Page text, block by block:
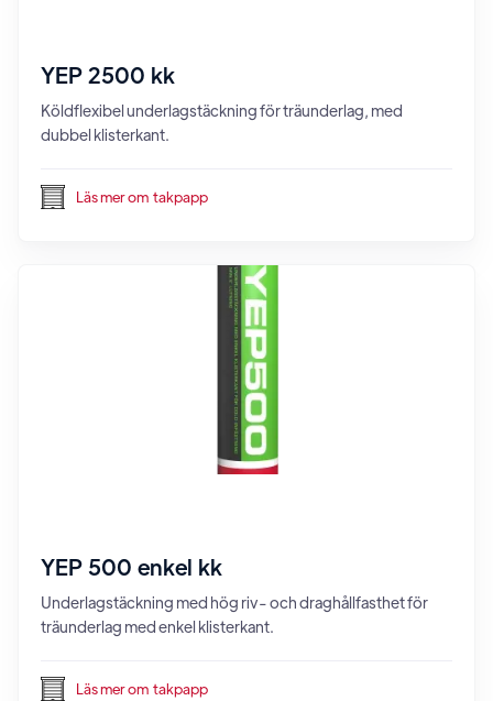
YEP 2500 kk
Köldflexibel underlagstäckning för träunderlag, med
dubbel klisterkant.
Läs mer om takpapp
YEP 500 enkel kk
Underlagstäckning med hög riv- och draghållfasthet för
träunderlag med enkel klisterkant.
Läs mer om takpapp